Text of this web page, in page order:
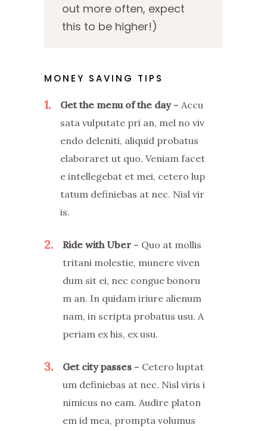
out more often, expect
this to be higher!)
MONEY SAVING TIPS
1 Get the menu of the day
Accu
sata vulputate pri an, mel no viv
endo deleniti, aliquid probatus
elaboraret ut quo. Veniam facet
e intellegebat et mei, cetero lup
tatum definiebas at nec. Nisl vir
is.
2 Ride with Uber
Quo at mollis
tritani molestie, munere viven
dum sit ei, nec congue bonoru
m an. In quidam iriure alienum
nam, in scripta probatus usu. A
periam ex his, ex usu.
3 Get city passes
Cetero luptat
um definiebas at nec. Nisl viris i
nimicus no eam. Audire platon
em id mea, prompta volumus